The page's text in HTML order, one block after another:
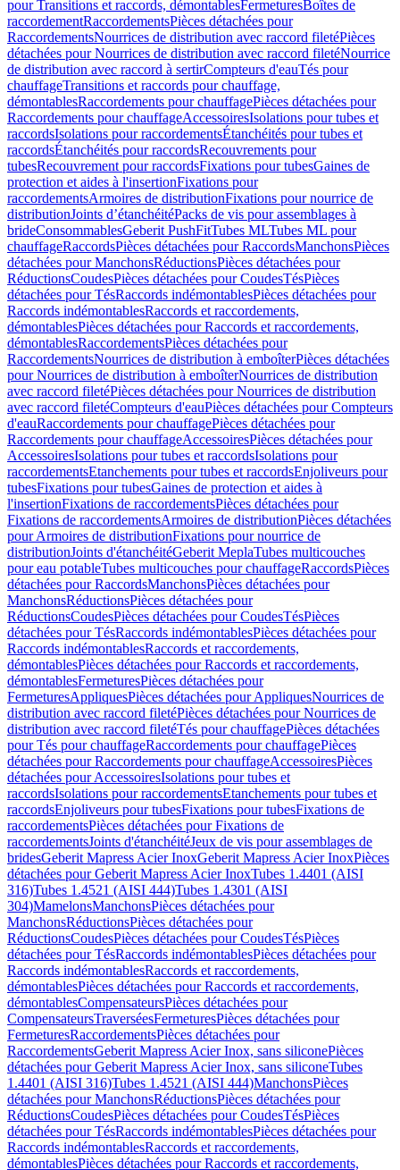
pour Transitions et raccords, démontablesFermeturesBoîtes de
raccordementRaccordementsPièces détachées pour
RaccordementsNourrices de distribution avec raccord filetéPièces
détachées pour Nourrices de distribution avec raccord filetéNourrice
de distribution avec raccord à sertirCompteurs d'eauTés pour
chauffageTransitions et raccords pour chauffage,
démontablesRaccordements pour chauffagePièces détachées pour
Raccordements pour chauffageAccessoiresIsolations pour tubes et
raccordsIsolations pour raccordementsÉtanchéités pour tubes et
raccordsÉtanchéités pour raccordsRecouvrements pour
tubesRecouvrement pour raccordsFixations pour tubesGaines de
protection et aides à l'insertionFixations pour
raccordementsArmoires de distributionFixations pour nourrice de
distributionJoints d’étanchéitéPacks de vis pour assemblages à
brideConsommablesGeberit PushFitTubes MLTubes ML pour
chauffageRaccordsPièces détachées pour RaccordsManchonsPièces
détachées pour ManchonsRéductionsPièces détachées pour
RéductionsCoudesPièces détachées pour CoudesTésPièces
détachées pour TésRaccords indémontablesPièces détachées pour
Raccords indémontablesRaccords et raccordements,
démontablesPièces détachées pour Raccords et raccordements,
démontablesRaccordementsPièces détachées pour
RaccordementsNourrices de distribution à emboîterPièces détachées
pour Nourrices de distribution à emboîterNourrices de distribution
avec raccord filetéPièces détachées pour Nourrices de distribution
avec raccord filetéCompteurs d'eauPièces détachées pour Compteurs
d'eauRaccordements pour chauffagePièces détachées pour
Raccordements pour chauffageAccessoiresPièces détachées pour
AccessoiresIsolations pour tubes et raccordsIsolations pour
raccordementsEtanchements pour tubes et raccordsEnjoliveurs pour
tubesFixations pour tubesGaines de protection et aides à
l'insertionFixations de raccordementsPièces détachées pour
Fixations de raccordementsArmoires de distributionPièces détachées
pour Armoires de distributionFixations pour nourrice de
distributionJoints d'étanchéitéGeberit MeplaTubes multicouches
pour eau potableTubes multicouches pour chauffageRaccordsPièces
détachées pour RaccordsManchonsPièces détachées pour
ManchonsRéductionsPièces détachées pour
RéductionsCoudesPièces détachées pour CoudesTésPièces
détachées pour TésRaccords indémontablesPièces détachées pour
Raccords indémontablesRaccords et raccordements,
démontablesPièces détachées pour Raccords et raccordements,
démontablesFermeturesPièces détachées pour
FermeturesAppliquesPièces détachées pour AppliquesNourrices de
distribution avec raccord filetéPièces détachées pour Nourrices de
distribution avec raccord filetéTés pour chauffagePièces détachées
pour Tés pour chauffageRaccordements pour chauffagePièces
détachées pour Raccordements pour chauffageAccessoiresPièces
détachées pour AccessoiresIsolations pour tubes et
raccordsIsolations pour raccordementsEtanchements pour tubes et
raccordsEnjoliveurs pour tubesFixations pour tubesFixations de
raccordementsPièces détachées pour Fixations de
raccordementsJoints d'étanchéitéJeux de vis pour assemblages de
bridesGeberit Mapress Acier InoxGeberit Mapress Acier InoxPièces
détachées pour Geberit Mapress Acier InoxTubes 1.4401 (AISI
316)Tubes 1.4521 (AISI 444)Tubes 1.4301 (AISI
304)MamelonsManchonsPièces détachées pour
ManchonsRéductionsPièces détachées pour
RéductionsCoudesPièces détachées pour CoudesTésPièces
détachées pour TésRaccords indémontablesPièces détachées pour
Raccords indémontablesRaccords et raccordements,
démontablesPièces détachées pour Raccords et raccordements,
démontablesCompensateursPièces détachées pour
CompensateursTraverséesFermeturesPièces détachées pour
FermeturesRaccordementsPièces détachées pour
RaccordementsGeberit Mapress Acier Inox, sans siliconePièces
détachées pour Geberit Mapress Acier Inox, sans siliconeTubes
1.4401 (AISI 316)Tubes 1.4521 (AISI 444)ManchonsPièces
détachées pour ManchonsRéductionsPièces détachées pour
RéductionsCoudesPièces détachées pour CoudesTésPièces
détachées pour TésRaccords indémontablesPièces détachées pour
Raccords indémontablesRaccords et raccordements,
démontablesPièces détachées pour Raccords et raccordements,